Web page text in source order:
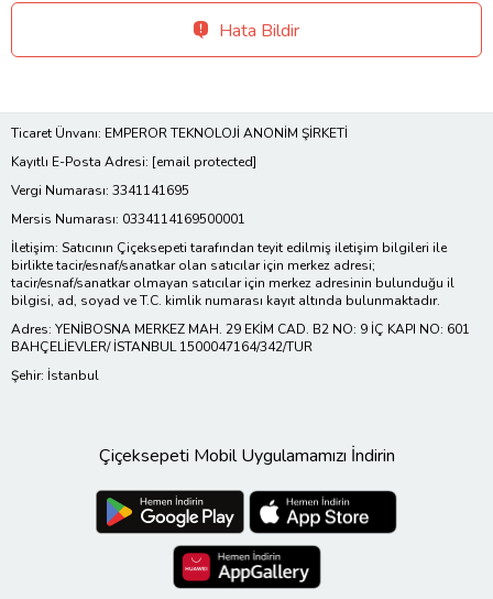
Hata Bildir
Ticaret Ünvanı: EMPEROR TEKNOLOJİ ANONİM ŞİRKETİ
Kayıtlı E-Posta Adresi: [email protected]
Vergi Numarası: 3341141695
Mersis Numarası: 0334114169500001
İletişim: Satıcının Çiçeksepeti tarafından teyit edilmiş iletişim bilgileri ile
birlikte tacir/esnaf/sanatkar olan satıcılar için merkez adresi;
tacir/esnaf/sanatkar olmayan satıcılar için merkez adresinin bulunduğu il
bilgisi, ad, soyad ve T.C. kimlik numarası kayıt altında bulunmaktadır.
Adres: YENİBOSNA MERKEZ MAH. 29 EKİM CAD. B2 NO: 9 İÇ KAPI NO: 601
BAHÇELİEVLER/ İSTANBUL 1500047164/342/TUR
Şehir: İstanbul
Çiçeksepeti Mobil Uygulamamızı İndirin